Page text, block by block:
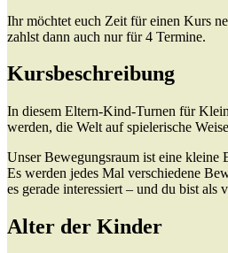
Ihr möchtet euch Zeit für einen Kurs
zahlst dann auch nur für 4 Termine.
Kursbeschreibung
In diesem Eltern-Kind-Turnen für
werden, die Welt auf spielerische
Unser Bewegungsraum ist eine kleine
Es werden jedes Mal verschiedene
es gerade interessiert – und du bist als
Alter der Kinder